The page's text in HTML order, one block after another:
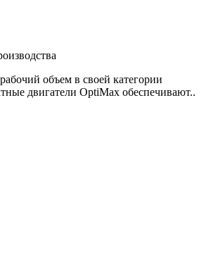
объем в своей категории
двигатели OptiMax обеспечивают..